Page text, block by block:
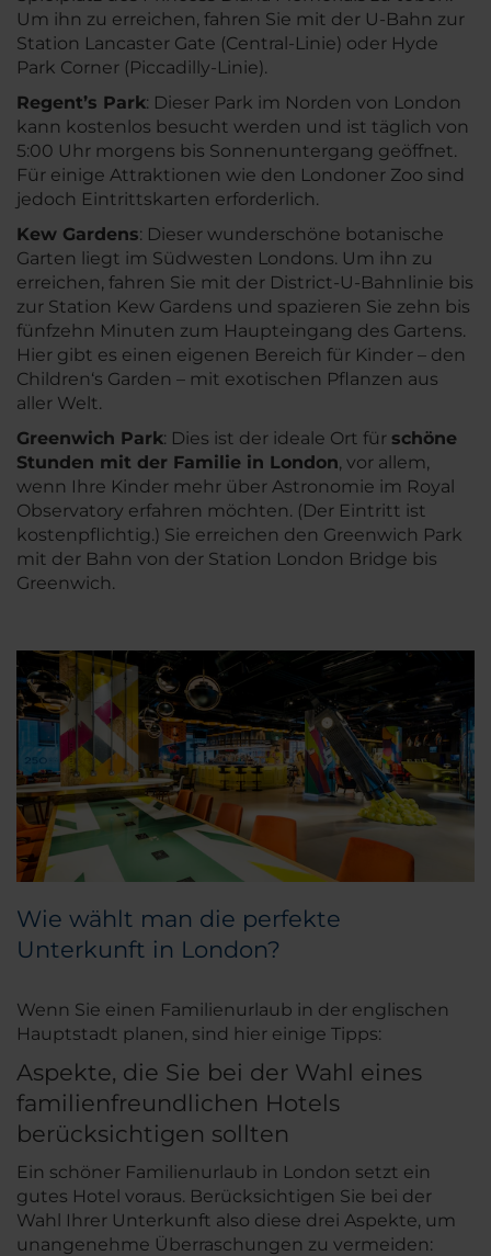
Um ihn zu erreichen, fahren Sie mit der U-Bahn zur
Station Lancaster Gate (Central-Linie) oder Hyde
Park Corner (Piccadilly-Linie).
Regent’s Park: Dieser Park im Norden von London
kann kostenlos besucht werden und ist täglich von
5:00 Uhr morgens bis Sonnenuntergang geöffnet.
Für einige Attraktionen wie den Londoner Zoo sind
jedoch Eintrittskarten erforderlich.
Kew Gardens: Dieser wunderschöne botanische
Garten liegt im Südwesten Londons. Um ihn zu
erreichen, fahren Sie mit der District-U-Bahnlinie bis
zur Station Kew Gardens und spazieren Sie zehn bis
fünfzehn Minuten zum Haupteingang des Gartens.
Hier gibt es einen eigenen Bereich für Kinder – den
Children‘s Garden – mit exotischen Pflanzen aus
aller Welt.
Greenwich Park: Dies ist der ideale Ort für schöne
Stunden mit der Familie in London, vor allem,
wenn Ihre Kinder mehr über Astronomie im Royal
Observatory erfahren möchten. (Der Eintritt ist
kostenpflichtig.) Sie erreichen den Greenwich Park
mit der Bahn von der Station London Bridge bis
Greenwich.
Wie wählt man die perfekte
Unterkunft in London?
Wenn Sie einen Familienurlaub in der englischen
Hauptstadt planen, sind hier einige Tipps:
Aspekte, die Sie bei der Wahl eines
familienfreundlichen Hotels
berücksichtigen sollten
Ein schöner Familienurlaub in London setzt ein
gutes Hotel voraus. Berücksichtigen Sie bei der
Wahl Ihrer Unterkunft also diese drei Aspekte, um
unangenehme Überraschungen zu vermeiden: